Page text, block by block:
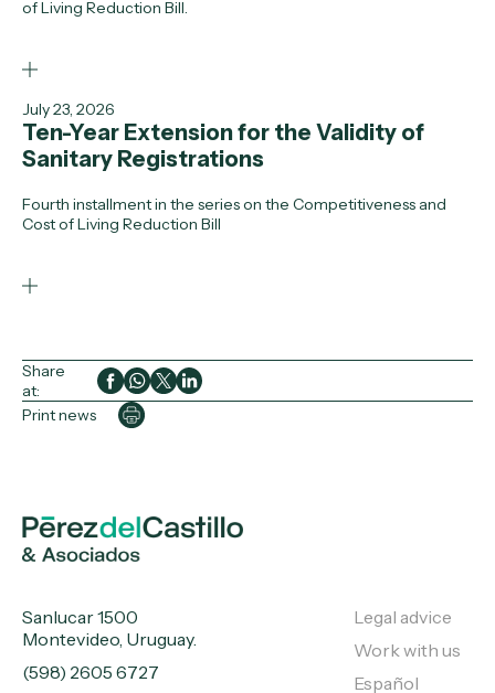
of Living Reduction Bill.
July 23, 2026
Ten-Year Extension for the Validity of
Sanitary Registrations
Fourth installment in the series on the Competitiveness and
Cost of Living Reduction Bill
Share
at:
Print news
Sanlucar 1500
Montevideo, Uruguay.
(598) 2605 6727
Legal advice
Work with us
Español